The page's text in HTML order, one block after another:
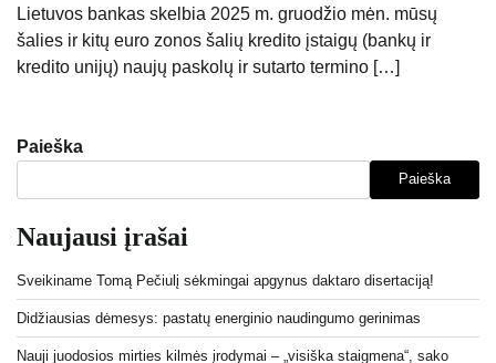
Lietuvos bankas skelbia 2025 m. gruodžio mėn. mūsų
šalies ir kitų euro zonos šalių kredito įstaigų (bankų ir
kredito unijų) naujų paskolų ir sutarto termino […]
Paieška
Paieška
Naujausi įrašai
Sveikiname Tomą Pečiulį sėkmingai apgynus daktaro disertaciją!
Didžiausias dėmesys: pastatų energinio naudingumo gerinimas
Nauji juodosios mirties kilmės įrodymai – „visiška staigmena“, sako